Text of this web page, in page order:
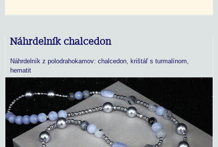
Náhrdelník chalcedon
Náhrdelník z polodrahokamov: chalcedon, krištáľ s turmalínom,
hematit